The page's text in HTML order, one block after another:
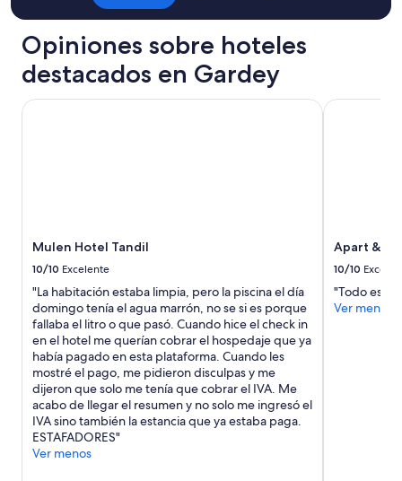
vAplican
términos
adicionales.
Opiniones sobre hoteles
destacados en Gardey
Mulen Hotel Tandil
10/10 Excelente
"La habitación estaba limpia, pero la piscina el día
domingo tenía el agua marrón, no se si es porque
fallaba el litro o que pasó. Cuando hice el check in
en el hotel me querían cobrar el hospedaje que ya
había pagado en esta plataforma. Cuando les
mostré el pago, me pidieron disculpas y me
dijeron que solo me tenía que cobrar el IVA. Me
acabo de llegar el resumen y no solo me ingresó el
IVA sino también la estancia que ya estaba paga.
ESTAFADORES"
Ver menos
Mulen Hotel Tandil
Apart &
10/10
"Todo
Ver menos
Apart &